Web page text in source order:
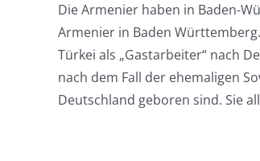
Die Armenier haben in Baden-
Armenier in Baden
Türkei als „Gastarbeiter“ nach
nach dem Fall der ehemaligen
Deutschland geboren sind. Sie